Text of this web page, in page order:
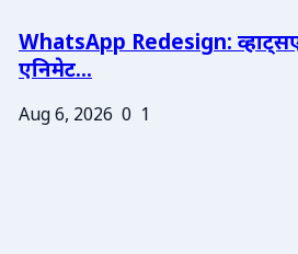
WhatsApp Redesign:
एनिमेट...
Aug 6, 2026 0 1